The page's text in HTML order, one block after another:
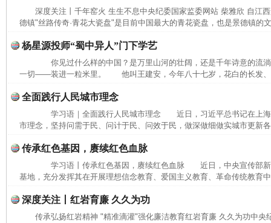
深度关注丨千年窑火 生生不息中央纪委国家监委网站 柴雅欣 自
德镇"丝路传奇·青花大瓷盘"是目前中国最大的青花瓷盘，也是景德镇的
杨星源投师“蜀中异人”门下学艺
你见过什么样的中国？是万里山河的壮阔，还是千年诗意的
一切——装进一粒米里。 他叫王建安，今年八十七岁，花白的长发、
全面践行人民城市理念
学习语｜全面践行人民城市理念 近日，习近平总书记在上海
市理念，坚持问需于民、问计于民、问效于民，做深做细做实城市更新
传承红色基因，赓续红色血脉
学习语丨传承红色基因，赓续红色血脉 近日，中央宣传部新
基地，充分发挥其在开展理想信念教育、爱国主义教育、革命传统教育
深度关注丨红岩育廉 久久为功
传承弘扬红岩精神 "精准滴灌"强化廉洁教育红岩育廉 久久为功中央